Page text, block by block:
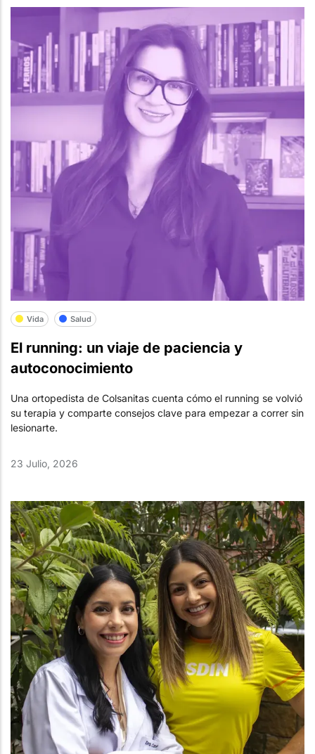
Vida Salud
El running: un viaje de paciencia y
autoconocimiento
Una ortopedista de Colsanitas cuenta cómo el running se volvió
su terapia y comparte consejos clave para empezar a correr sin
lesionarte.
23 Julio, 2026